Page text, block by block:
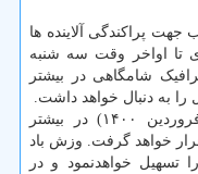
پراکندگی آلاینده ها
تا اواخر وقت سه شنبه
شامگاهی در بیشتر
به دنبال خواهد داشت.
همین طور بامداد روز چهارشنبه (۱۱ فروردین ۱۴۰۰) در بیشتر
خواهد گرفت. وزش باد
تسهیل خواهدنمود و در